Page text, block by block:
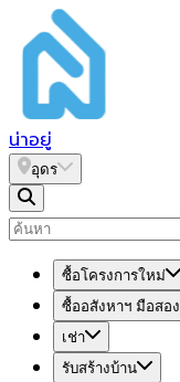
น่าอยู่
อุดร
ซื้อโครงการใหม่
ซื้ออสังหาฯ มือสอง
เช่า
รับสร้างบ้าน